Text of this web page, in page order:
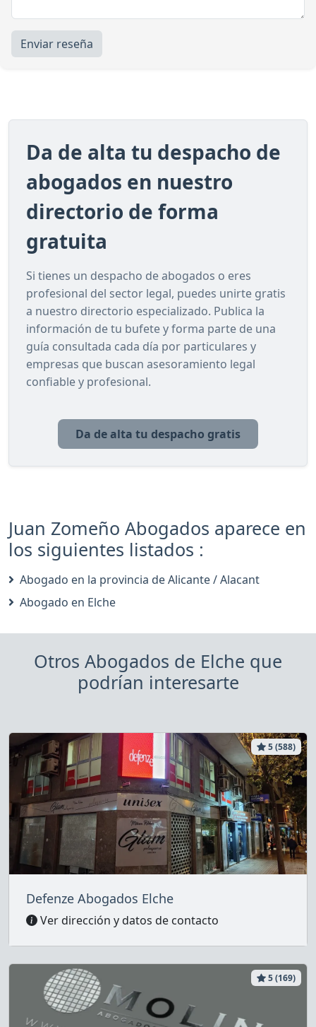
Enviar reseña
Da de alta tu despacho de
abogados en nuestro
directorio de forma
gratuita
Si tienes un despacho de abogados o eres
profesional del sector legal, puedes unirte gratis
a nuestro directorio especializado. Publica la
información de tu bufete y forma parte de una
guía consultada cada día por particulares y
empresas que buscan asesoramiento legal
confiable y profesional.
Da de alta tu despacho gratis
Juan Zomeño Abogados aparece en
los siguientes listados :
Abogado en la provincia de Alicante / Alacant
Abogado en Elche
Otros Abogados de Elche que
podrían interesarte
5 (588)
Defenze Abogados Elche
Ver dirección y datos de contacto
5 (169)